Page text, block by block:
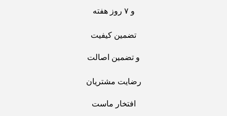
و ۷ روز هفته
تضمین کیفیت
و تضمین اصالت
رضایت مشتریان
افتخار ماست